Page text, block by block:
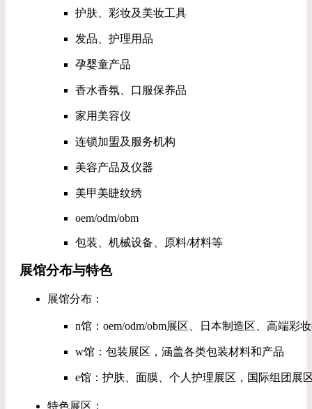
护肤、彩妆及美妆工具
发品、护理用品
孕婴童产品
香水香氛、口服保养品
家用美容仪
连锁加盟及服务机构
美容产品及仪器
美甲美睫纹绣
oem/odm/obm
包装、机械设备、原料/材料等
展馆分布与特色
展馆分布：
n馆：oem/odm/obm展区、日本制造区、高端彩
w馆：包装展区，涵盖各类包装材料和产品
e馆：护肤、面膜、个人护理展区，国际组团展
特色展区：